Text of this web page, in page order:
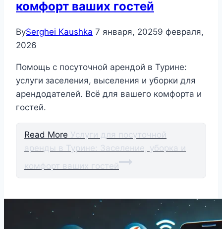
комфорт ваших гостей
BySerghei Kaushka 7 января, 20259 февраля,
2026
Помощь с посуточной арендой в Турине:
услуги заселения, выселения и уборки для
арендодателей. Всё для вашего комфорта и
гостей.
Read More Услуги для посуточной
аренды в Турине: Заселение, уборка и
комфорт ваших гостей